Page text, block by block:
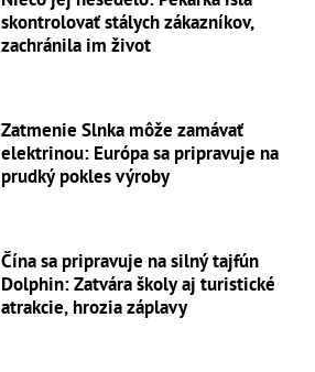
skontrolovať stálych zákazníkov,
zachránila im život
Zatmenie Slnka môže zamávať
elektrinou: Európa sa pripravuje na
prudký pokles výroby
Čína sa pripravuje na silný tajfún
Dolphin: Zatvára školy aj turistické
atrakcie, hrozia záplavy